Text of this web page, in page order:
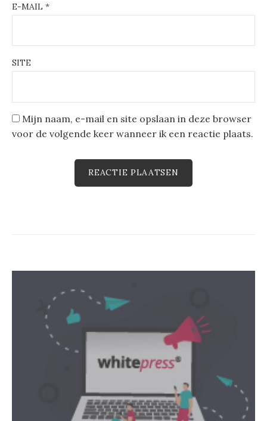
E-MAIL *
SITE
Mijn naam, e-mail en site opslaan in deze browser
voor de volgende keer wanneer ik een reactie plaats.